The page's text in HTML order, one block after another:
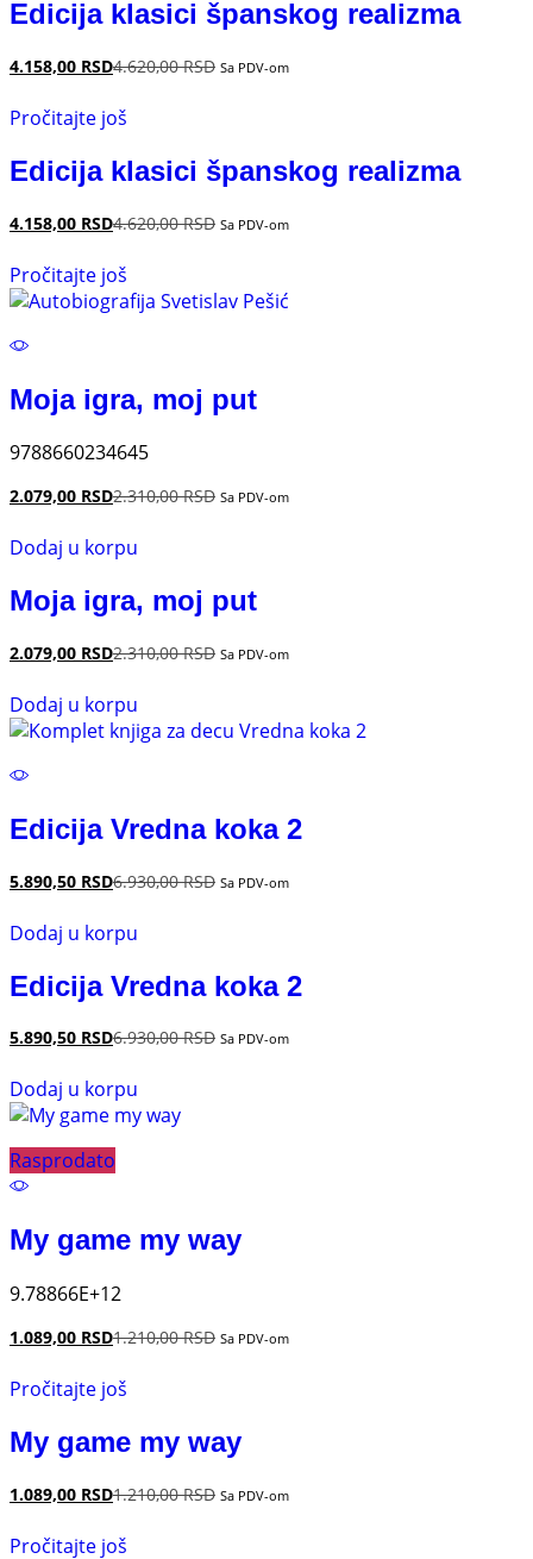
Edicija klasici španskog realizma
4.158,00 RSD4.620,00RSD Sa PDV-om
Pročitajte još
Edicija klasici španskog realizma
4.158,00 RSD4.620,00RSD Sa PDV-om
Pročitajte još
Moja igra, moj put
9788660234645
2.079,00 RSD2.310,00RSD Sa PDV-om
Dodaj u korpu
Moja igra, moj put
2.079,00 RSD2.310,00RSD Sa PDV-om
Dodaj u korpu
Edicija Vredna koka 2
5.890,50 RSD6.930,00RSD Sa PDV-om
Dodaj u korpu
Edicija Vredna koka 2
5.890,50 RSD6.930,00RSD Sa PDV-om
Dodaj u korpu
Rasprodato
My game my way
9.78866E+12
1.089,00 RSD1.210,00RSD Sa PDV-om
Pročitajte još
My game my way
1.089,00 RSD1.210,00RSD Sa PDV-om
Pročitajte još